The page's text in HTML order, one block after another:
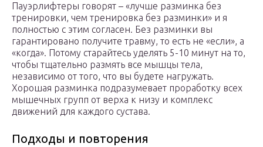
Пауэрлифтеры говорят – «лучше разминка без
тренировки, чем тренировка без разминки» и я
полностью с этим согласен. Без разминки вы
гарантировано получите травму, то есть не «если», а
«когда». Потому старайтесь уделять 5-10 минут на то,
чтобы тщательно размять все мышцы тела,
независимо от того, что вы будете нагружать.
Хорошая разминка подразумевает проработку всех
мышечных групп от верха к низу и комплекс
движений для каждого сустава.
Подходы и повторения